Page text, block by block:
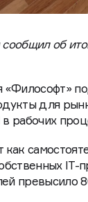
об
для
рабочих
превысило